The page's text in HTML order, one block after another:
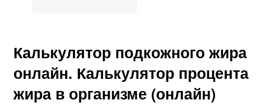
Калькулятор подкожного жира
онлайн. Калькулятор процента
жира в организме (онлайн)